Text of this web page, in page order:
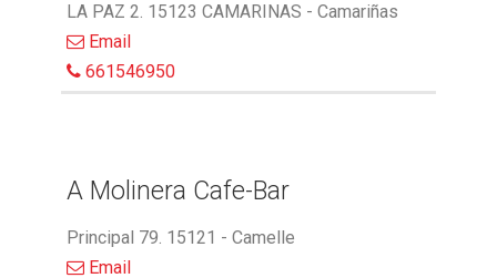
LA PAZ 2. 15123 CAMARINAS - Camariñas
Email
661546950
A Molinera Cafe-Bar
Principal 79. 15121 - Camelle
Email